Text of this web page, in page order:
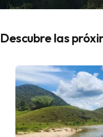
Descubre las